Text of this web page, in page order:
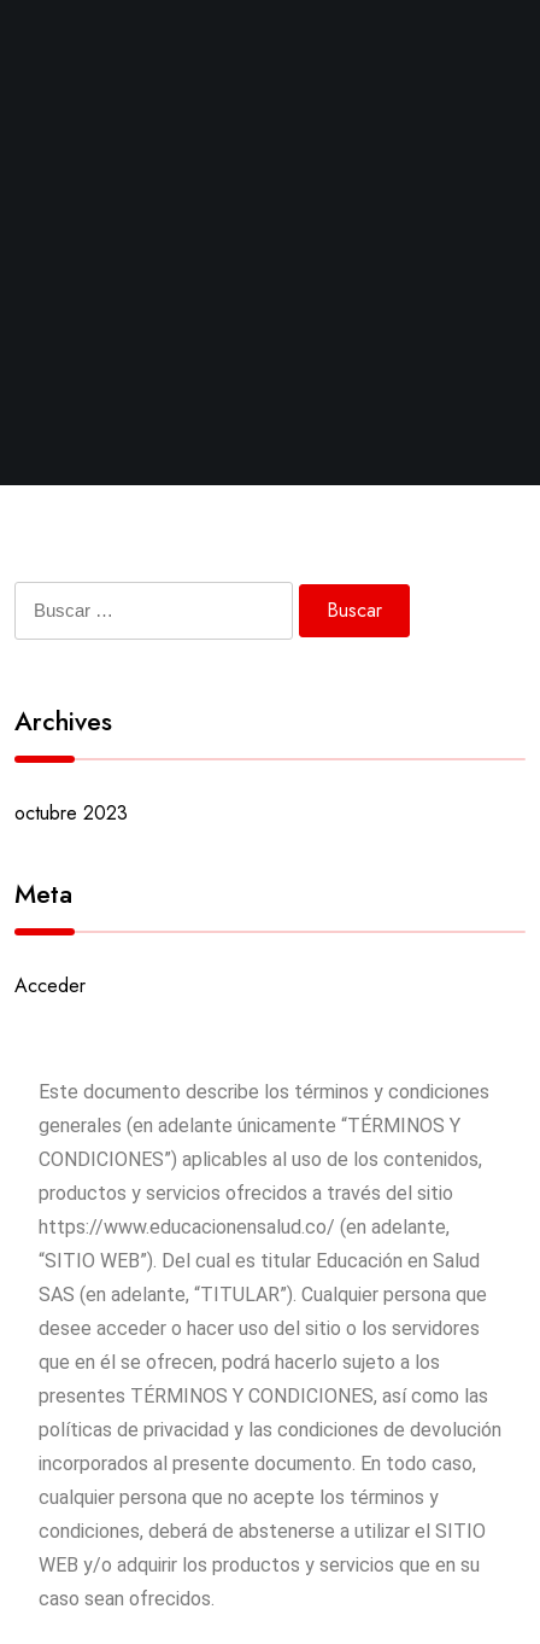
Este documento describe los términos y condiciones
generales (en adelante únicamente “TÉRMINOS Y
CONDICIONES”) aplicables al uso de los contenidos,
productos y servicios ofrecidos a través del sitio
https://www.educacionensalud.co/ (en adelante,
“SITIO WEB”). Del cual es titular Educación en Salud
SAS (en adelante, “TITULAR”). Cualquier persona que
desee acceder o hacer uso del sitio o los servidores
que en él se ofrecen, podrá hacerlo sujeto a los
presentes TÉRMINOS Y CONDICIONES, así como las
políticas de privacidad y las condiciones de devolución
incorporados al presente documento. En todo caso,
cualquier persona que no acepte los términos y
condiciones, deberá de abstenerse a utilizar el SITIO
WEB y/o adquirir los productos y servicios que en su
caso sean ofrecidos.
Archives
octubre 2023
Meta
Acceder